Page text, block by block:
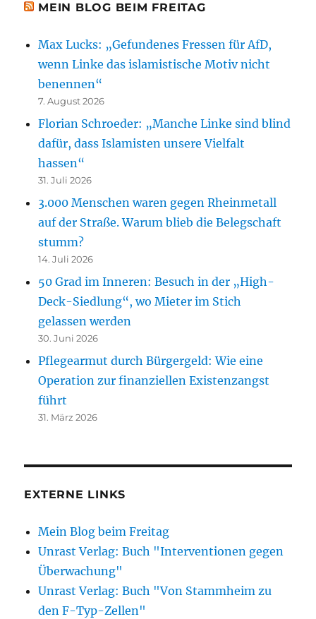
MEIN BLOG BEIM FREITAG
Max Lucks: „Gefundenes Fressen für AfD,
wenn Linke das islamistische Motiv nicht
benennen“
7. August 2026
Florian Schroeder: „Manche Linke sind blind
dafür, dass Islamisten unsere Vielfalt
hassen“
31. Juli 2026
3.000 Menschen waren gegen Rheinmetall
auf der Straße. Warum blieb die Belegschaft
stumm?
14. Juli 2026
50 Grad im Inneren: Besuch in der „High-
Deck-Siedlung“, wo Mieter im Stich
gelassen werden
30. Juni 2026
Pflegearmut durch Bürgergeld: Wie eine
Operation zur finanziellen Existenzangst
führt
31. März 2026
EXTERNE LINKS
Mein Blog beim Freitag
Unrast Verlag: Buch "Interventionen gegen
Überwachung"
Unrast Verlag: Buch "Von Stammheim zu
den F-Typ-Zellen"